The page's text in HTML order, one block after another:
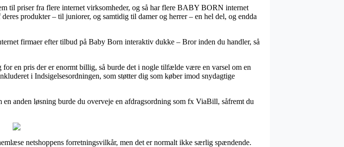
til priser fra flere internet virksomheder, og så har flere BABY BORN internet
produkter – til juniorer, og samtidig til damer og herrer – en hel del, og endda
firmaer efter tilbud på Baby Born interaktiv dukke – Bror inden du handler, så
en pris der er enormt billig, så burde det i nogle tilfælde være en varsel om en
i Indsigelsesordningen, som støtter dig som køber imod snydagtige
anden løsning burde du overveje en afdragsordning som fx ViaBill, såfremt du
netshoppens forretningsvilkår, men det er normalt ikke særlig spændende.